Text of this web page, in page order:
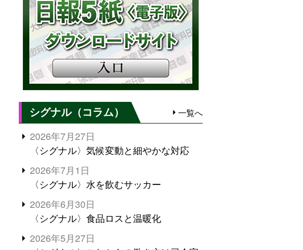
シグナル（コラム） 一覧へ
2026年7月27日
〈シグナル〉気候変動と細やかな対応
2026年7月1日
〈シグナル〉水を飲むサッカー
2026年6月30日
〈シグナル〉食品ロスと温暖化
2026年5月27日